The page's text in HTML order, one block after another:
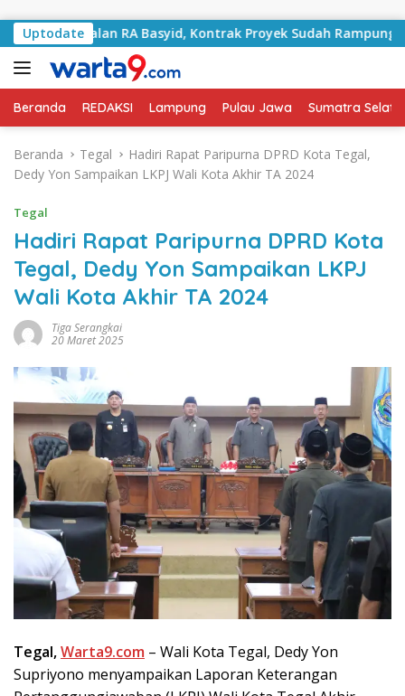
Uptodate
Jalan RA Basyid, Kontrak Proyek Sudah Rampung
Beranda REDAKSI Lampung Pulau Jawa Sumatra
Beranda Tegal
Hadiri Rapat Paripurna DPRD Kota Tegal,
Dedy Yon Sampaikan LKPJ Wali Kota Akhir TA 2024
Tegal
Hadiri Rapat Paripurna DPRD Kota
Tegal, Dedy Yon Sampaikan LKPJ
Wali Kota Akhir TA 2024
Tiga Serangkai
20 Maret 2025
Tegal,Warta9.com – Wali Kota Tegal, Dedy Yon
Supriyono menyampaikan Laporan Keterangan